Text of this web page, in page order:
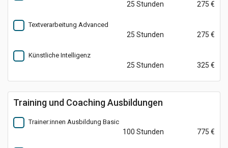
25 Stunden 275 €
Textverarbeitung Advanced
25 Stunden 275 €
Künstliche Intelligenz
25 Stunden 325 €
Training und Coaching Ausbildungen
Trainer:innen Ausbildung Basic
100 Stunden 775 €